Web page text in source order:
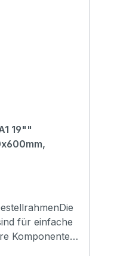
19""
für einfache
Komponenten